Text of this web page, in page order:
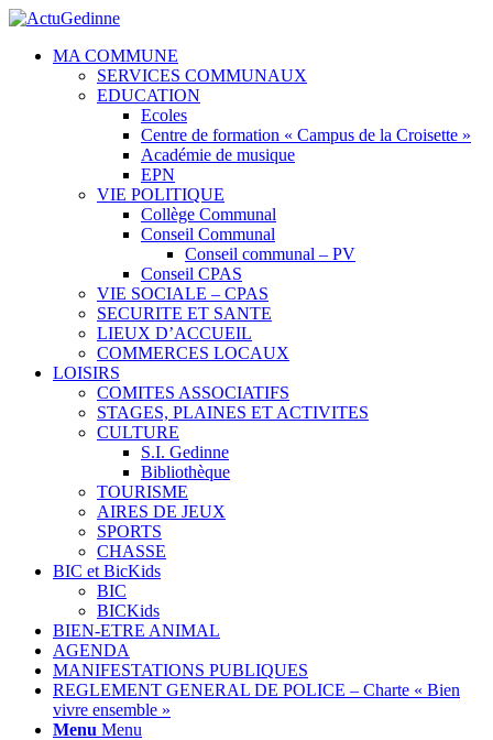
MA COMMUNE
SERVICES COMMUNAUX
EDUCATION
Ecoles
Centre de formation « Campus de la Croisette »
Académie de musique
EPN
VIE POLITIQUE
Collège Communal
Conseil Communal
Conseil communal – PV
Conseil CPAS
VIE SOCIALE – CPAS
SECURITE ET SANTE
LIEUX D’ACCUEIL
COMMERCES LOCAUX
LOISIRS
COMITES ASSOCIATIFS
STAGES, PLAINES ET ACTIVITES
CULTURE
S.I. Gedinne
Bibliothèque
TOURISME
AIRES DE JEUX
SPORTS
CHASSE
BIC et BicKids
BIC
BICKids
BIEN-ETRE ANIMAL
AGENDA
MANIFESTATIONS PUBLIQUES
REGLEMENT GENERAL DE POLICE – Charte « Bien
vivre ensemble »
Menu Menu